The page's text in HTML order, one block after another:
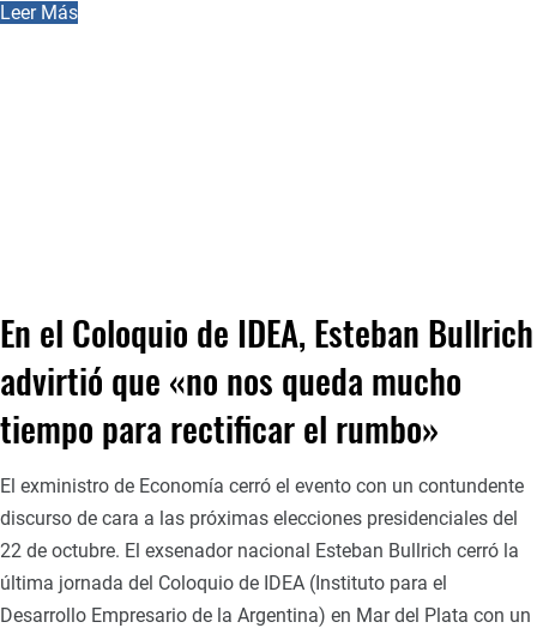
Leer Más
En el Coloquio de IDEA, Esteban Bullrich
advirtió que «no nos queda mucho
tiempo para rectificar el rumbo»
El exministro de Economía cerró el evento con un contundente
discurso de cara a las próximas elecciones presidenciales del
22 de octubre. El exsenador nacional Esteban Bullrich cerró la
última jornada del Coloquio de IDEA (Instituto para el
Desarrollo Empresario de la Argentina) en Mar del Plata con un